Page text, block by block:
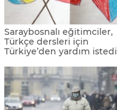
Saraybosnalı eğitimciler,
Türkçe dersleri için
Türkiye’den yardım istedi